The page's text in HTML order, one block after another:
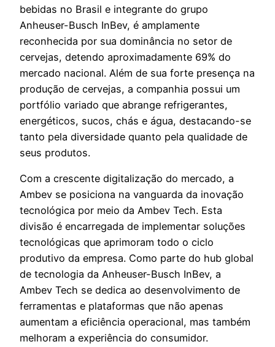
bebidas no Brasil e integrante do grupo
Anheuser-Busch InBev, é amplamente
reconhecida por sua dominância no setor de
cervejas, detendo aproximadamente 69% do
mercado nacional. Além de sua forte presença na
produção de cervejas, a companhia possui um
portfólio variado que abrange refrigerantes,
energéticos, sucos, chás e água, destacando-se
tanto pela diversidade quanto pela qualidade de
seus produtos.
Com a crescente digitalização do mercado, a
Ambev se posiciona na vanguarda da inovação
tecnológica por meio da Ambev Tech. Esta
divisão é encarregada de implementar soluções
tecnológicas que aprimoram todo o ciclo
produtivo da empresa. Como parte do hub global
de tecnologia da Anheuser-Busch InBev, a
Ambev Tech se dedica ao desenvolvimento de
ferramentas e plataformas que não apenas
aumentam a eficiência operacional, mas também
melhoram a experiência do consumidor.